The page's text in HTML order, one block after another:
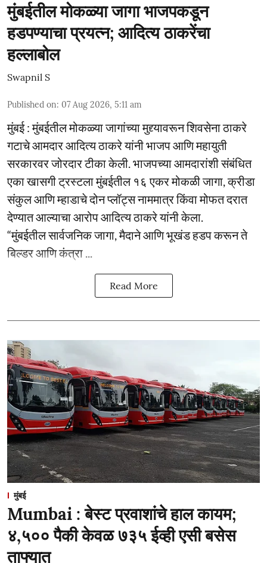
मुंबईतील मोकळ्या जागा भाजपकडून
हडपण्याचा प्रयत्न; आदित्य ठाकरेंचा
हल्लाबोल
Swapnil S
Published on: 07 Aug 2026, 5:11 am
मुंबई : मुंबईतील मोकळ्या जागांच्या मुद्द्यावरून शिवसेना ठाकरे
गटाचे आमदार आदित्य ठाकरे यांनी भाजप आणि महायुती
सरकारवर जोरदार टीका केली. भाजपच्या आमदारांशी संबंधित
एका खासगी ट्रस्टला मुंबईतील १६ एकर मोकळी जागा, क्रीडा
संकुल आणि म्हाडाचे दोन प्लॉट्स नाममात्र किंवा मोफत दरात
देण्यात आल्याचा आरोप आदित्य ठाकरे यांनी केला.
“मुंबईतील सार्वजनिक जागा, मैदाने आणि भूखंड हडप करून ते
बिल्डर आणि कंत्रा ...
Read More
मुंबई
Mumbai : बेस्ट प्रवाशांचे हाल कायम;
४,५०० पैकी केवळ ७३५ ईव्ही एसी बसेस
ताफ्यात